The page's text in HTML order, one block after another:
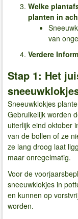
Welke
planten in
van
Verdere
Stap 1: Het
Sneeuwklokjes
Gebruikelijk worden
uiterlijk eind oktober
van de bollen of ze
ze lang droog laat
maar onregelmatig.
Voor de
sneeuwklokjes in
en kunnen op
worden.